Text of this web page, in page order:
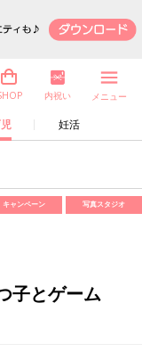
妊活
内祝い メニュー
キャンペーン 写真スタジオ
子とゲーム